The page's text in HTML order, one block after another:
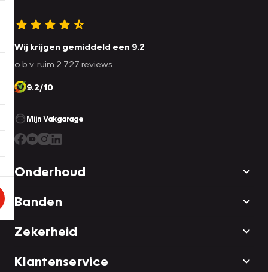
Wij krijgen gemiddeld een 9.2
o.b.v. ruim 2.727 reviews
9.2/10
Mijn Vakgarage
Onderhoud
Banden
Zekerheid
Klantenservice